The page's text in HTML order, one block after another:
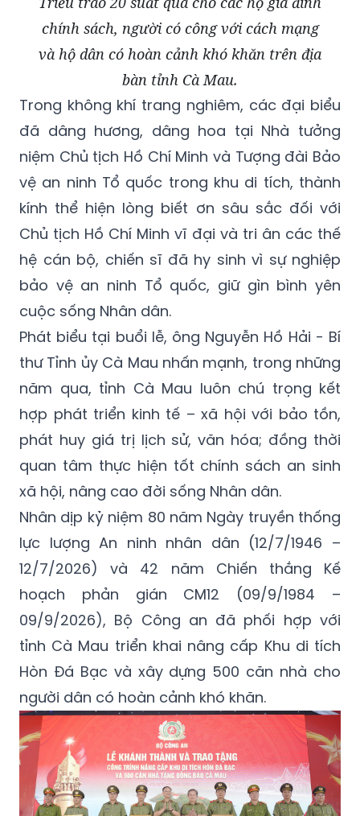
chính sách, người có công với cách mạng
và hộ dân có hoàn cảnh khó khăn trên địa
bàn tỉnh Cà Mau.
Trong không khí trang nghiêm, các đại biểu
đã dâng hương, dâng hoa tại Nhà tưởng
niệm Chủ tịch Hồ Chí Minh và Tượng đài Bảo
vệ an ninh Tổ quốc trong khu di tích, thành
kính thể hiện lòng biết ơn sâu sắc đối với
Chủ tịch Hồ Chí Minh vĩ đại và tri ân các thế
hệ cán bộ, chiến sĩ đã hy sinh vì sự nghiệp
bảo vệ an ninh Tổ quốc, giữ gìn bình yên
cuộc sống Nhân dân.
Phát biểu tại buổi lễ, ông Nguyễn Hồ Hải - Bí
thư Tỉnh ủy Cà Mau nhấn mạnh, trong những
năm qua, tỉnh Cà Mau luôn chú trọng kết
hợp phát triển kinh tế – xã hội với bảo tồn,
phát huy giá trị lịch sử, văn hóa; đồng thời
quan tâm thực hiện tốt chính sách an sinh
xã hội, nâng cao đời sống Nhân dân.
Nhân dịp kỷ niệm 80 năm Ngày truyền thống
lực lượng An ninh nhân dân (12/7/1946 –
12/7/2026) và 42 năm Chiến thắng Kế
hoạch phản gián CM12 (09/9/1984 –
09/9/2026), Bộ Công an đã phối hợp với
tỉnh Cà Mau triển khai nâng cấp Khu di tích
Hòn Đá Bạc và xây dựng 500 căn nhà cho
người dân có hoàn cảnh khó khăn.